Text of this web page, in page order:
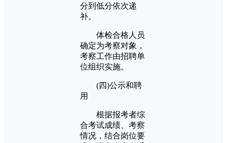
分到低分依次递
补。
体检合格人员
确定为考察对象，
考察工作由招聘单
位组织实施。
(四)公示和聘
用
根据报考者综
合考试成绩、考察
情况，结合岗位要